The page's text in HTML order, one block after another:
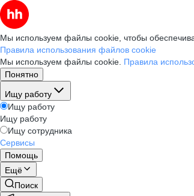
Мы используем файлы cookie, чтобы
Правила использования файлов cookie
Мы используем файлы cookie. Правила
Понятно
Ищу работу
Ищу работу
Ищу работу
Ищу сотрудника
Сервисы
Помощь
Ещё
Поиск